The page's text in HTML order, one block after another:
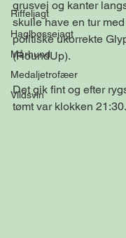
Riffeljagt
Haglbøssejagt
Mårhund
Medaljetrofæer
Vildsvin
grusvej og kanter
skulle have en tur
politiske ukorrekte
(RoundUp).
Det gik fint og efter
tømt var klokken 21:30.